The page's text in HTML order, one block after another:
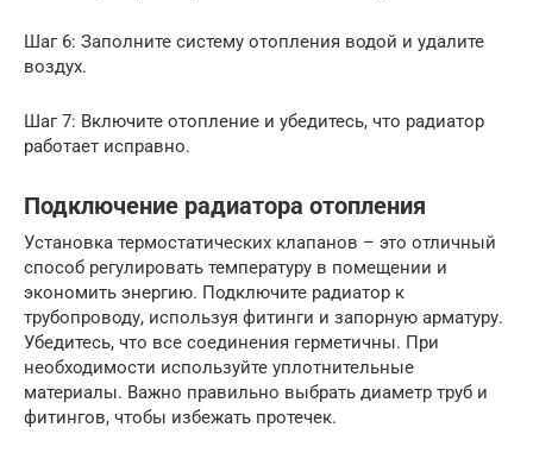
Шаг 6: Заполните систему отопления водой и удалите
воздух.
Шаг 7: Включите отопление и убедитесь, что радиатор
работает исправно.
Подключение радиатора отопления
Установка термостатических клапанов – это отличный
способ регулировать температуру в помещении и
экономить энергию. Подключите радиатор к
трубопроводу, используя фитинги и запорную арматуру.
Убедитесь, что все соединения герметичны. При
необходимости используйте уплотнительные
материалы. Важно правильно выбрать диаметр труб и
фитингов, чтобы избежать протечек.